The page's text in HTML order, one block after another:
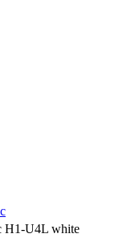
H1-U4L white